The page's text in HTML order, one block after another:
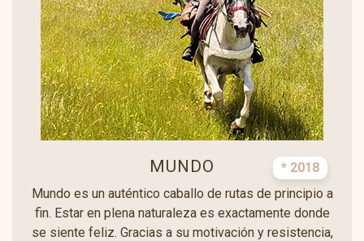
MUNDO
* 2018
Mundo es un auténtico caballo de rutas de principio a
fin. Estar en plena naturaleza es exactamente donde
se siente feliz. Gracias a su motivación y resistencia,